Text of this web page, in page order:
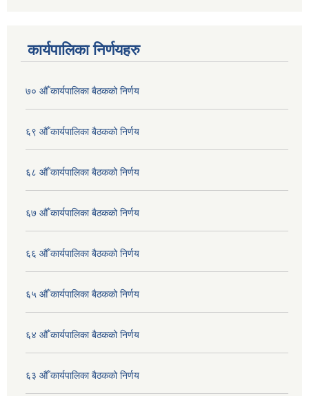
कार्यपालिका निर्णयहरु
७० औँ कार्यपालिका बैठकको निर्णय
६९ औँ कार्यपालिका बैठकको निर्णय
६८ औँ कार्यपालिका बैठकको निर्णय
६७ औँ कार्यपालिका बैठकको निर्णय
६६ औँ कार्यपालिका बैठकको निर्णय
६५ औँ कार्यपालिका बैठकको निर्णय
६४ औँ कार्यपालिका बैठकको निर्णय
६३ औँ कार्यपालिका बैठकको निर्णय